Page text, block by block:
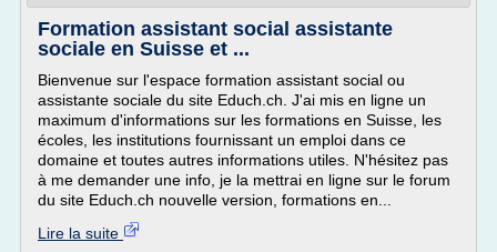
Formation assistant social assistante
sociale en Suisse et ...
Bienvenue sur l'espace formation assistant social ou
assistante sociale du site Educh.ch. J'ai mis en ligne un
maximum d'informations sur les formations en Suisse, les
écoles, les institutions fournissant un emploi dans ce
domaine et toutes autres informations utiles. N'hésitez pas
à me demander une info, je la mettrai en ligne sur le forum
du site Educh.ch nouvelle version, formations en...
Lire la suite